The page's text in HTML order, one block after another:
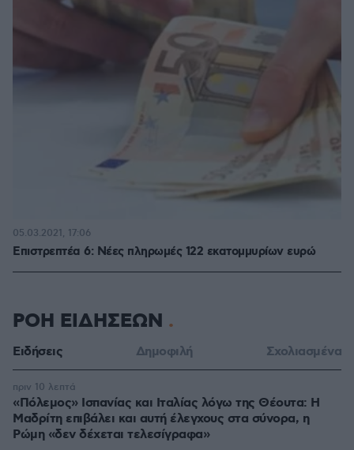
Επιστρεπτέα 6: Νέες πληρωμές 122 εκατομμυρίων ευρώ
05.03.2021, 17:06
ΡΟΗ ΕΙΔΗΣΕΩΝ
Ειδήσεις Δημοφιλή Σχολιασμένα
«Πόλεμος» Ισπανίας και Ιταλίας λόγω της Θέουτα: Η
Μαδρίτη επιβάλει και αυτή έλεγχους στα σύνορα, η
Ρώμη «δεν δέχεται τελεσίγραφα»
πριν 10 λεπτά